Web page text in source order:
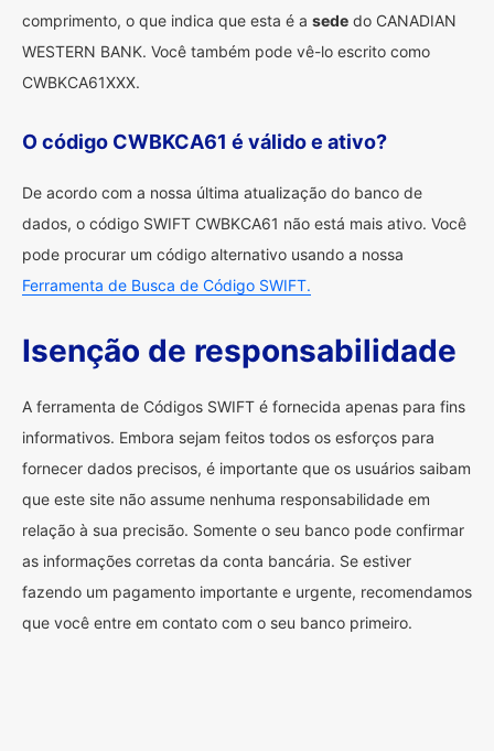
comprimento, o que indica que esta é a sede do CANADIAN
WESTERN BANK. Você também pode vê-lo escrito como
CWBKCA61XXX.
O código CWBKCA61 é válido e ativo?
De acordo com a nossa última atualização do banco de
dados, o código SWIFT CWBKCA61 não está mais ativo. Você
pode procurar um código alternativo usando a nossa
Ferramenta de Busca de Código SWIFT.
Isenção de responsabilidade
A ferramenta de Códigos SWIFT é fornecida apenas para fins
informativos. Embora sejam feitos todos os esforços para
fornecer dados precisos, é importante que os usuários saibam
que este site não assume nenhuma responsabilidade em
relação à sua precisão. Somente o seu banco pode confirmar
as informações corretas da conta bancária. Se estiver
fazendo um pagamento importante e urgente, recomendamos
que você entre em contato com o seu banco primeiro.